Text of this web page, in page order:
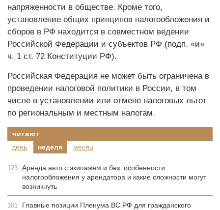
напряженности в обществе. Кроме того,
установление общих принципов налогообложения и
сборов в РФ находится в совместном ведении
Российской Федерации и субъектов РФ (подп. «и»
ч. 1 ст. 72 Конституции РФ).
Российская Федерация не может быть ограничена в
проведении налоговой политики в России, в том
числе в установлении или отмене налоговых льгот
по региональным и местным налогам.
читают
день
неделя месяц
123 Аренда авто с экипажем и без: особенности
налогообложения у арендатора и какие сложности могут
возникнуть
101
Главные позиции Пленума ВС РФ для гражданского